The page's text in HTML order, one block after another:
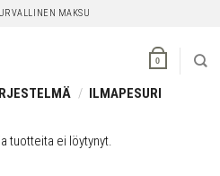
MAKSU
0
/ ILMAPESURI
tuotteita ei löytynyt.